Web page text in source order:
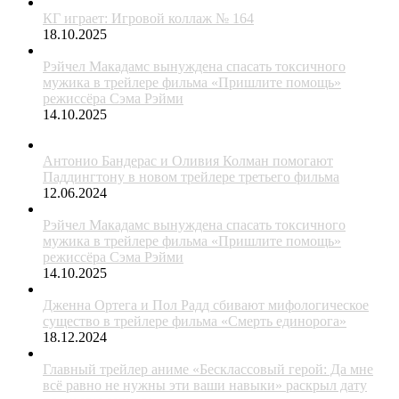
КГ играет: Игровой коллаж № 164
18.10.2025
Рэйчел Макадамс вынуждена спасать токсичного
мужика в трейлере фильма «Пришлите помощь»
режиссёра Сэма Рэйми
14.10.2025
Антонио Бандерас и Оливия Колман помогают
Паддингтону в новом трейлере третьего фильма
12.06.2024
Рэйчел Макадамс вынуждена спасать токсичного
мужика в трейлере фильма «Пришлите помощь»
режиссёра Сэма Рэйми
14.10.2025
Дженна Ортега и Пол Радд сбивают мифологическое
существо в трейлере фильма «Смерть единорога»
18.12.2024
Главный трейлер аниме «Бесклассовый герой: Да мне
всё равно не нужны эти ваши навыки» раскрыл дату